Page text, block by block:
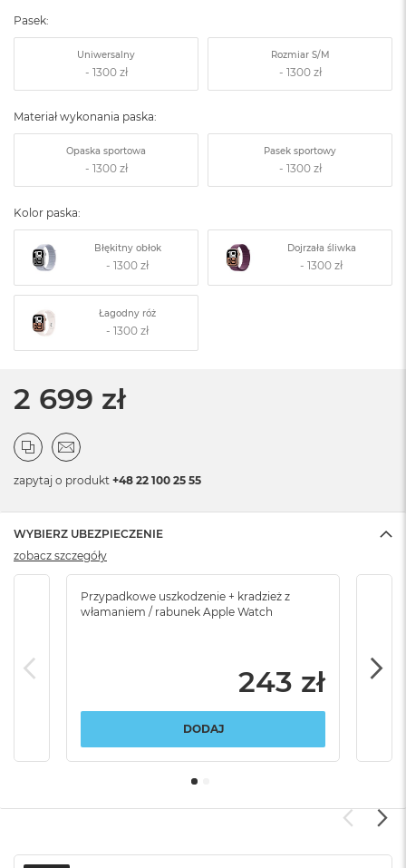
Pasek:
Uniwersalny Rozmiar S/M
Materiał wykonania paska:
Opaska sportowa Pasek sportowy
Kolor paska:
Błękitny obłok Dojrzała śliwka
Łagodny róż
2 699 zł
zapytaj o produkt +48 22 100 25 55
WYBIERZ UBEZPIECZENIE
Przypadkowe uszkodzenie + kradzież z
włamaniem / rabunek Apple Watch
243 zł
DODAJ
zobacz szczegóły